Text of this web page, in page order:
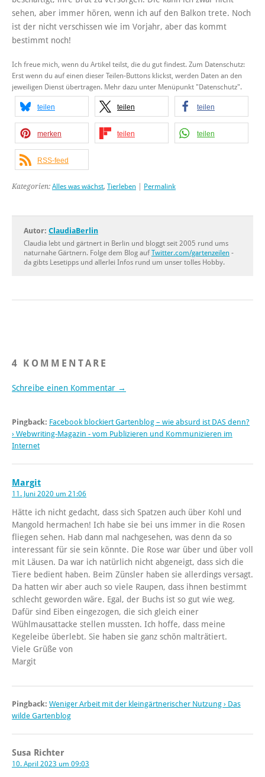
sehen, aber immer hören, wenn ich auf den Balkon trete. Noch
ist der nicht verschissen wie im Vorjahr, aber das kommt
bestimmt noch!
Ich freue mich, wenn du Artikel teilst, die du gut findest. Zum Datenschutz:
Erst wenn du auf einen dieser Teilen-Buttons klickst, werden Daten an den
jeweiligen Dienst übertragen. Mehr dazu unter Menüpunkt "Datenschutz".
teilen teilen teilen
merken teilen teilen
RSS-feed
Kategorien: Alles was wächst, Tierleben Permalink
Autor: ClaudiaBerlin
Claudia lebt und gärtnert in Berlin und bloggt seit 2005 rund ums
naturnahe Gärtnern. Folge dem Blog aufTwitter.com/gartenzeilen -
da gibts Lesetipps und allerlei Infos rund um unser tolles Hobby.
4 KOMMENTARE
Schreibe einen Kommentar →
Pingback: Facebook blockiert Gartenblog – wie absurd ist DAS denn?
› Webwriting-Magazin - vom Publizieren und Kommunizieren im
Internet
Margit
11. Juni 2020 um 21:06
Hätte ich nicht gedacht, dass sich Spatzen auch über Kohl und
Mangold hermachen! Ich habe sie bei uns immer in die Rosen
fliegen sehen. Hab dann mal nachgesehen, was denn da so
interessant für sie sein könnte. Die Rose war über und über voll
mit Läusen. Da war ich natürlich nicht abgeneigt, dass sich die
Tiere bedient haben. Beim Zünsler haben sie allerdings versagt.
Da hatten wir aber auch so viele Raupen, dass ihnen bestimmt
schlecht geworden wäre. Egal, der Buchs ist so gut wie weg.
Dafür sind Eiben eingezogen, die sich gleich einer
Wühlmausattacke stellen mussten. Ich hoffe, dass meine
Kegeleibe überlebt. Sie haben sie ganz schön malträtiert.
Viele Grüße von
Margit
Pingback: Weniger Arbeit mit der kleingärtnerischer Nutzung › Das
wilde Gartenblog
Susa Richter
10. April 2023 um 09:03